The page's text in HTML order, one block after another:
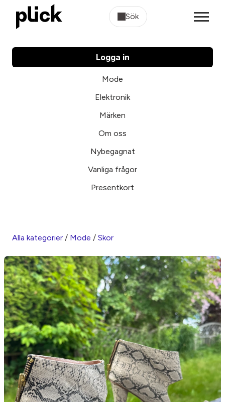
Sök
Logga in
Mode
Elektronik
Märken
Om oss
Nybegagnat
Vanliga frågor
Presentkort
Alla kategorier / Mode / Skor